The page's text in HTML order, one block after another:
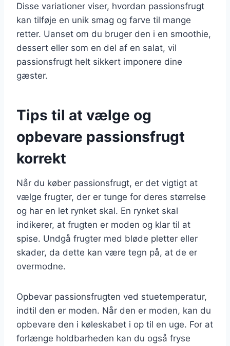
Disse variationer viser, hvordan passionsfrugt
kan tilføje en unik smag og farve til mange
retter. Uanset om du bruger den i en smoothie,
dessert eller som en del af en salat, vil
passionsfrugt helt sikkert imponere dine
gæster.
Tips til at vælge og
opbevare passionsfrugt
korrekt
Når du køber passionsfrugt, er det vigtigt at
vælge frugter, der er tunge for deres størrelse
og har en let rynket skal. En rynket skal
indikerer, at frugten er moden og klar til at
spise. Undgå frugter med bløde pletter eller
skader, da dette kan være tegn på, at de er
overmodne.
Opbevar passionsfrugten ved stuetemperatur,
indtil den er moden. Når den er moden, kan du
opbevare den i køleskabet i op til en uge. For at
forlænge holdbarheden kan du også fryse